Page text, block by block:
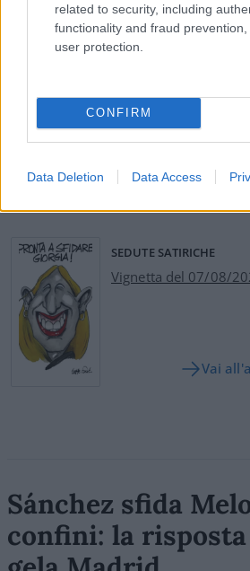
related to security, including
functionality and fraud
user protection.
CONFIRM
Data Deletion Data Access
#COVID #LOCKDOWN
SEDUTE SATIRICHE
Vignetta del 07/08/
Vai
Sánchez sfida
confini: la